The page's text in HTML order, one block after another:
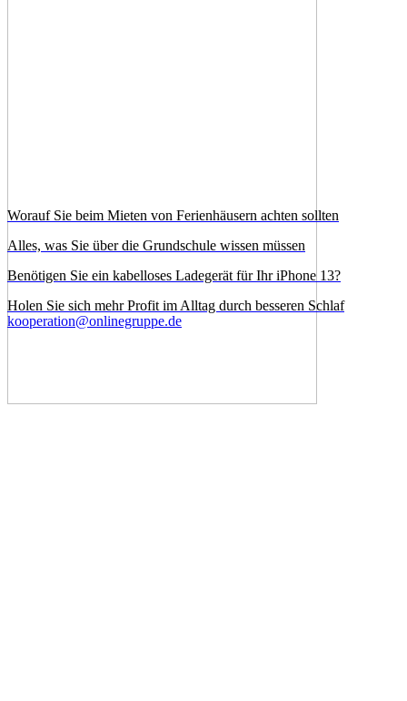
Worauf Sie beim Mieten von Ferienhäusern achten sollten
Alles, was Sie über die Grundschule wissen müssen
Benötigen Sie ein kabelloses Ladegerät für Ihr iPhone 13?
Holen Sie sich mehr Profit im Alltag durch besseren Schlaf
kooperation@onlinegruppe.de